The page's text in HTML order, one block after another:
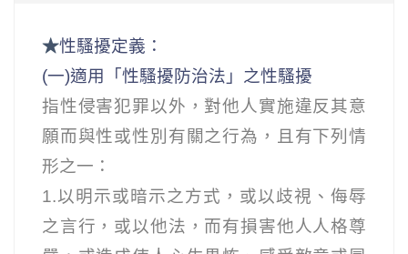
★性騷擾定義：
(一)適用「性騷擾防治法」之性騷擾
指性侵害犯罪以外，對他人實施違反其意
願而與性或性別有關之行為，且有下列情
形之一：
1.以明示或暗示之方式，或以歧視、侮辱
之言行，或以他法，而有損害他人人格尊